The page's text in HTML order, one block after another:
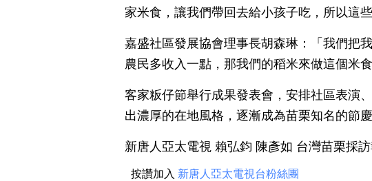
家米食，讓我們帶回去給小孩子吃，所以這
嘉盛社區發展協會理事長胡森琳：「我們把
農民多收入一點，那我們的稻米來做這個米
客家粄仔節舉行成果發表會，安排社區表演
出濃厚的在地風格，逐漸成為苗栗知名的節慶
新唐人亞太電視 賴弘鈞 陳彥如 台灣苗栗採
按讚加入 新唐人亞太電視台粉絲團